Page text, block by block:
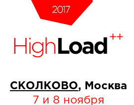
СКОЛКОВО, Москва
7 и 8 ноября